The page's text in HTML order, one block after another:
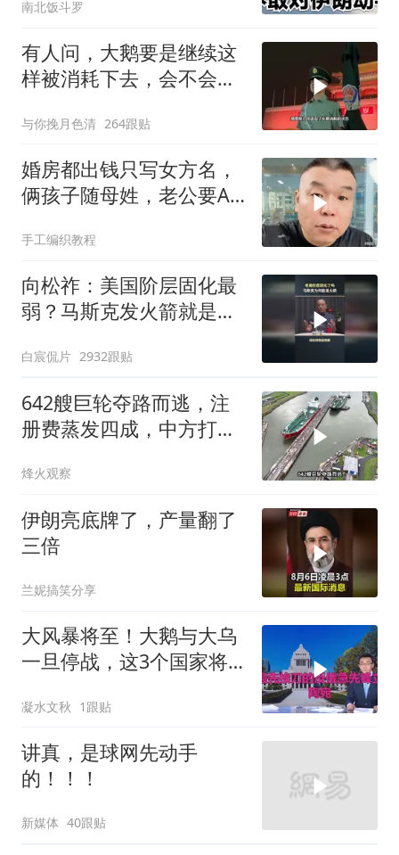
南北饭斗罗
有人问，大鹅要是继续这
样被消耗下去，会不会灭
与你挽月色清 264跟贴
婚房都出钱只写女方名，
俩孩子随母姓，老公要AA
手工编织教程
向松祚：美国阶层固化最
弱？马斯克发火箭就是答
白宸侃片 2932跟贴
642艘巨轮夺路而逃，注
册费蒸发四成，中方打到
烽火观察
伊朗亮底牌了，产量翻了
三倍
兰妮搞笑分享
大风暴将至！大鹅与大乌
一旦停战，这3个国家将
凝水文秋 1跟贴
讲真，是球网先动手
的！！！
新媒体 40跟贴